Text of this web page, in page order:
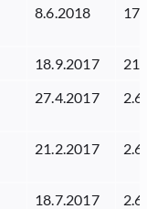
8.6.2018
18.9.2017
27.4.2017
21.2.2017
18.7.2017